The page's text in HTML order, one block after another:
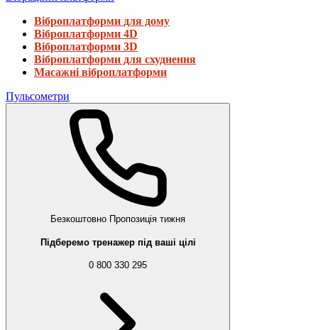
Віброплатформи для дому
Віброплатформи 4D
Віброплатформи 3D
Віброплатформи для схуднення
Масажні віброплатформи
Пульсометри
Безкоштовно Пропозиція тижня
Підберемо тренажер під ваші цілі
0 800 330 295